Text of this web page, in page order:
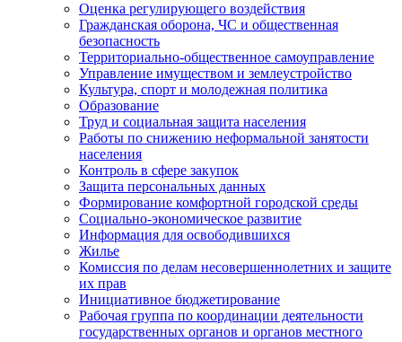
Оценка регулирующего воздействия
Гражданская оборона, ЧС и общественная
безопасность
Территориально-общественное самоуправление
Управление имуществом и землеустройство
Культура, спорт и молодежная политика
Образование
Труд и социальная защита населения
Работы по снижению неформальной занятости
населения
Контроль в сфере закупок
Защита персональных данных
Формирование комфортной городской среды
Социально-экономическое развитие
Информация для освободившихся
Жилье
Комиссия по делам несовершеннолетних и защите
их прав
Инициативное бюджетирование
Рабочая группа по координации деятельности
государственных органов и органов местного